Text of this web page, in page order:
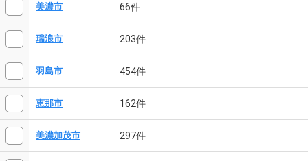
美濃市 66件
瑞浪市 203件
羽島市 454件
恵那市 162件
美濃加茂市 297件